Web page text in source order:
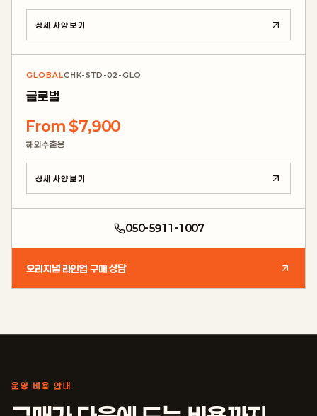
상세 사양 보기
GLOBALCHK-STD-02-GLO
글로벌
From $7,900
해외수출용
상세 사양 보기
050-5911-1007
오리지널 라인업 구매 상담
운영 비용 안내